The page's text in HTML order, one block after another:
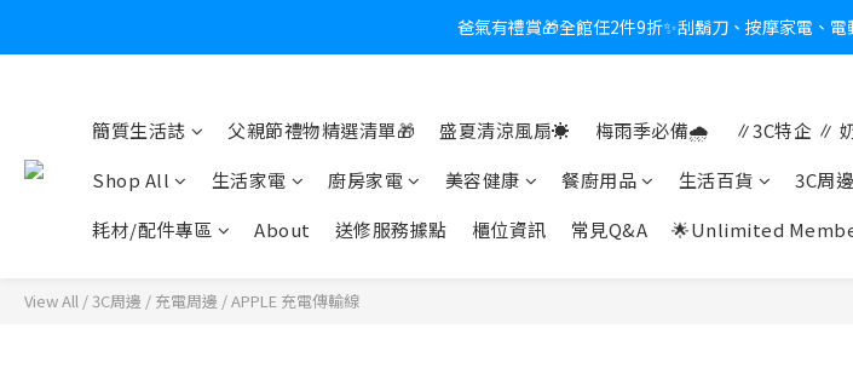
新會員送$100購物金✨再
爸氣有禮賞🎁全館任2件9折✨刮鬍刀、按摩家電、
新會員送$100購物金✨再
簡質生活誌 父親節禮物精選清單🎁 盛夏清涼風扇☀️ 梅雨季必備🌧️ ∥3C特企 ∥
Shop All
生活家電 廚房家電 美容健康 餐廚用品 生活百貨 3C周邊
耗材/配件專區
About 送修服務據點 櫃位資訊 常見Q&A 🌟Unlimited
View All /3C周邊 / 充電周邊 /APPLE 充電傳輸線